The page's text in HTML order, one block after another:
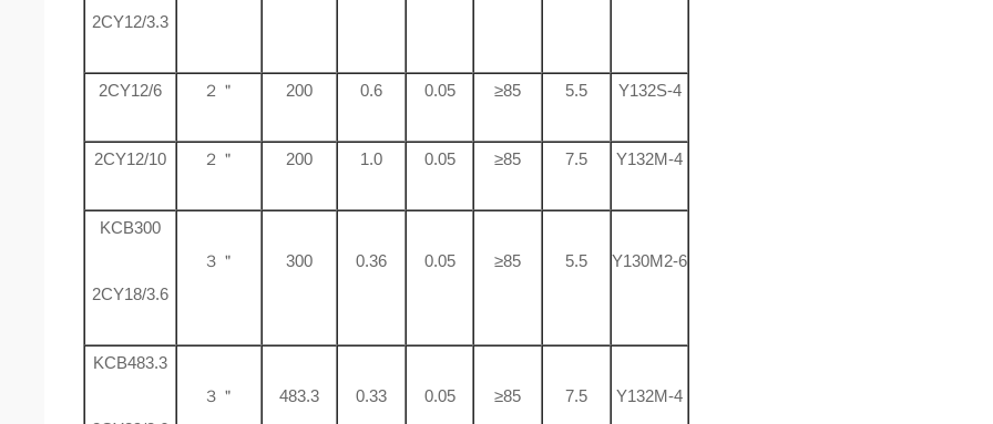
2CY12/3.3
2CY12/6 ２＂ 200 0.6 0.05 ≥85 5.5 Y132S-4
2CY12/10 ２＂ 200 1.0 0.05 ≥85 7.5 Y132M-4
KCB300
2CY18/3.6
３＂ 300 0.36 0.05 ≥85 5.5 Y130M2-6
KCB483.3
３＂ 483.3 0.33 0.05 ≥85 7.5 Y132M-4